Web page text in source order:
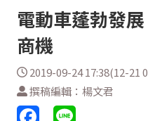
電動車蓬勃發
商機
2019-09-24 17:38(12-21
撰稿編輯：楊文君